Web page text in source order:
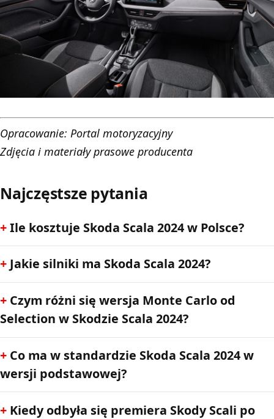
Opracowanie: Portal motoryzacyjny
Zdjęcia i materiały prasowe producenta
Najczęstsze pytania
Ile kosztuje Skoda Scala 2024 w Polsce?
Jakie silniki ma Skoda Scala 2024?
Czym różni się wersja Monte Carlo od
Selection w Skodzie Scala 2024?
Co ma w standardzie Skoda Scala 2024 w
wersji podstawowej?
Kiedy odbyła się premiera Skody Scali po